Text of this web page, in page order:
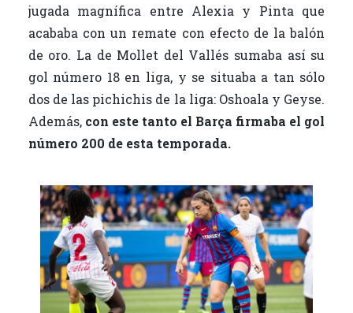
jugada magnífica entre Alexia y Pinta que
acababa con un remate con efecto de la balón
de oro. La de Mollet del Vallés sumaba así su
gol número 18 en liga, y se situaba a tan sólo
dos de las pichichis de la liga: Oshoala y Geyse.
Además, con este tanto el Barça firmaba el gol
número 200 de esta temporada.